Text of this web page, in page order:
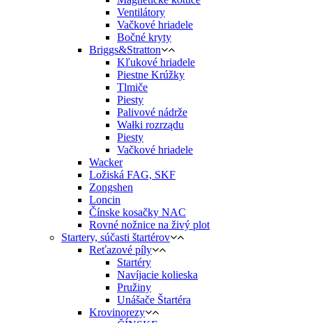
Ventilátory
Vačkové hriadele
Bočné kryty
Briggs&Stratton
Kľukové hriadele
Piestne Krúžky
Tlmiče
Piesty
Palivové nádrže
Wałki rozrządu
Piesty
Vačkové hriadele
Wacker
Ložiská FAG, SKF
Zongshen
Loncin
Čínske kosačky NAC
Rovné nožnice na živý plot
Startery, súčasti štartérov
Reťazové píly
Startéry
Navíjacie kolieska
Pružiny
Unášače Štartéra
Krovinorezy